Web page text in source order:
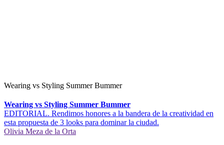
Wearing vs Styling Summer Bummer
Wearing vs Styling Summer Bummer
EDITORIAL. Rendimos honores a la bandera de la creatividad en
esta propuesta de 3 looks para dominar la ciudad.
Olivia Meza de la Orta